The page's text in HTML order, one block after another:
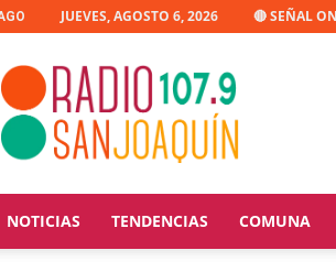
JUEVES, AGOSTO 6, 2026 🔴 SEÑAL
Radio
Joaquín
NOTICIAS TENDENCIAS COMUNA